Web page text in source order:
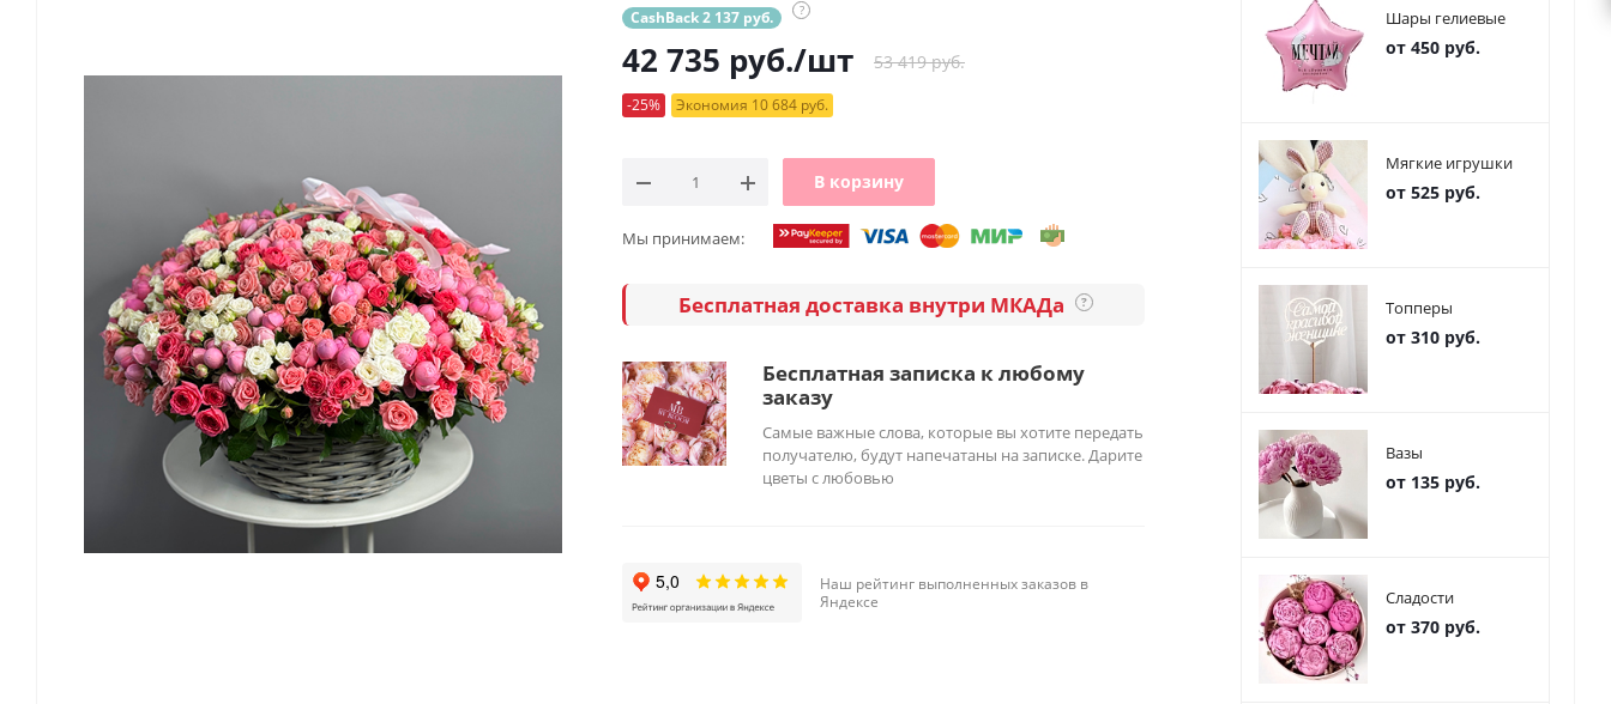
CashBack 2 137 руб. ?
42 735 руб./шт 53 419 руб.
-25% Экономия 10 684 руб.
В корзину
Мы принимаем:
Бесплатная доставка внутри МКАДа ?
Бесплатная записка к любому
заказу
Самые важные слова, которые вы хотите передать
получателю, будут напечатаны на записке. Дарите
цветы с любовью
Наш рейтинг выполненных заказов в
Яндексе
Шары гелиевые
от 450 руб.
Мягкие игрушки
от 525 руб.
Топперы
от 310 руб.
Вазы
от 135 руб.
Сладости
от 370 руб.